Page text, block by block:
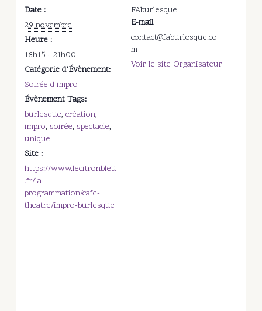
Date :
29 novembre
Heure :
18h15 - 21h00
Catégorie d’Évènement:
Soirée d'impro
Évènement Tags:
burlesque,création,
impro, soirée, spectacle,
unique
Site :
https://www.lecitronbleu
.fr/la-
programmation/cafe-
theatre/impro-burlesque
FAburlesque
E-mail
contact@faburlesque.co
m
Voir le site Organisateur